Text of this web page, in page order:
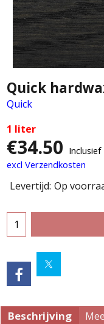
Quick
Quick
1 liter
€34.50
excl Verzendkosten
Levertijd: Op
Beschrijving